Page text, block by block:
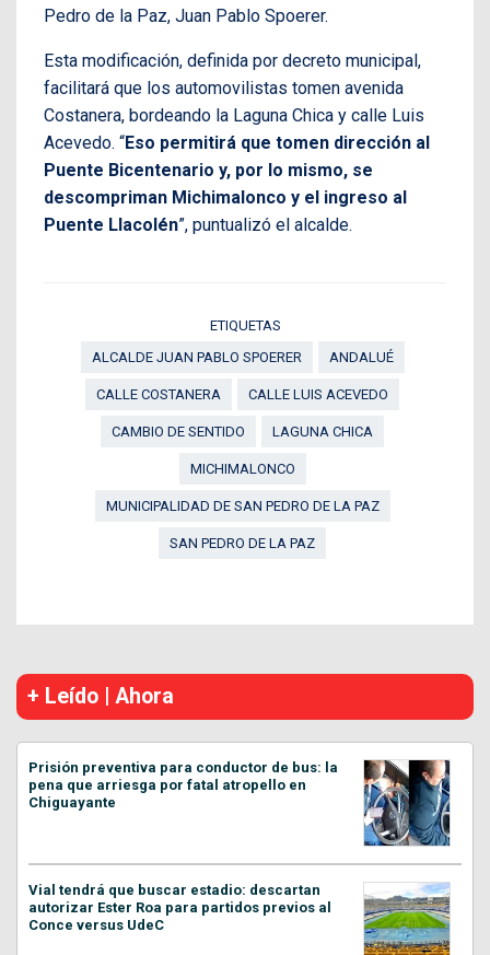
Pedro de la Paz, Juan Pablo Spoerer.
Esta modificación, definida por decreto municipal,
facilitará que los automovilistas tomen avenida
Costanera, bordeando la Laguna Chica y calle Luis
Acevedo. “Eso permitirá que tomen dirección al
Puente Bicentenario y, por lo mismo, se
descompriman Michimalonco y el ingreso al
Puente Llacolén”, puntualizó el alcalde.
ETIQUETAS
ALCALDE JUAN PABLO SPOERER
ANDALUÉ
CALLE COSTANERA CALLE LUIS ACEVEDO
CAMBIO DE SENTIDO LAGUNA CHICA
MICHIMALONCO
MUNICIPALIDAD DE SAN PEDRO DE LA PAZ
SAN PEDRO DE LA PAZ
+ Leído | Ahora
Prisión preventiva para conductor de bus: la
pena que arriesga por fatal atropello en
Chiguayante
Vial tendrá que buscar estadio: descartan
autorizar Ester Roa para partidos previos al
Conce versus UdeC